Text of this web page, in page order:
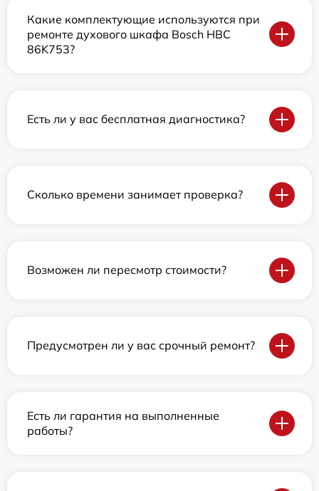
Какие комплектующие используются при
ремонте духового шкафа Bosch HBC
86K753?
Есть ли у вас бесплатная диагностика?
Сколько времени занимает проверка?
Возможен ли пересмотр стоимости?
Предусмотрен ли у вас срочный ремонт?
Есть ли гарантия на выполненные
работы?